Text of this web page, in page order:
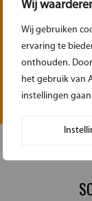
Wij
Wij gebruiken
ervaring te
onthouden.
het gebruik van
instellingen